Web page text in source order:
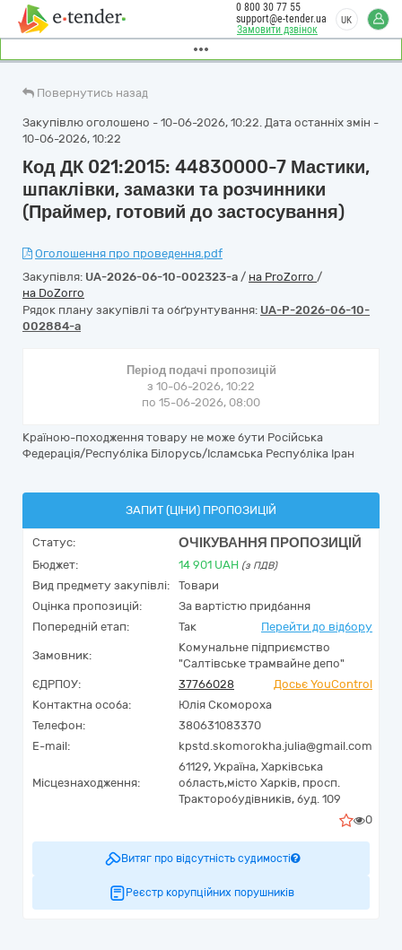
Замовити дзвінок
0 800 30 77 55
support@e-tender.ua
UK
Повернутись назад
Закупівлю оголошено - 10-06-2026, 10:22. Дата останніх змін -
10-06-2026, 10:22
Код ДК 021:2015: 44830000-7 Мастики,
шпаклівки, замазки та розчинники
(Праймер, готовий до застосування)
Оголошення про проведення.pdf
Закупівля: UA-2026-06-10-002323-a / на ProZorro /
на DoZorro
Рядок плану закупівлі та обґрунтування: UA-P-2026-06-10-
002884-a
Період подачі пропозицій
з 10-06-2026, 10:22
по 15-06-2026, 08:00
Країною-походження товару не може бути Російська
Федерація/Республіка Білорусь/Ісламська Республіка Іран
ЗАПИТ (ЦІНИ) ПРОПОЗИЦІЙ
Статус: ОЧІКУВАННЯ ПРОПОЗИЦІЙ
Бюджет: 14 901 UAH (з ПДВ)
Вид предмету закупівлі:
Товари
Оцінка пропозицій:
За вартістю придбання
Попередній етап:
Так Перейти до відбору
Замовник:
Комунальне підприємство
"Салтівське трамвайне депо"
ЄДРПОУ:
37766028
Досьє YouControl
Контактна особа:
Юлія Скомороха
Телефон:
380631083370
E-mail:
kpstd.skomorokha.julia@gmail.com
Місцезнаходження:
61129, Україна, Харківська
область,місто Харків, просп.
Тракторобудівників, буд. 109
0
Витяг про відсутність судимості
Реєстр корупційних порушників